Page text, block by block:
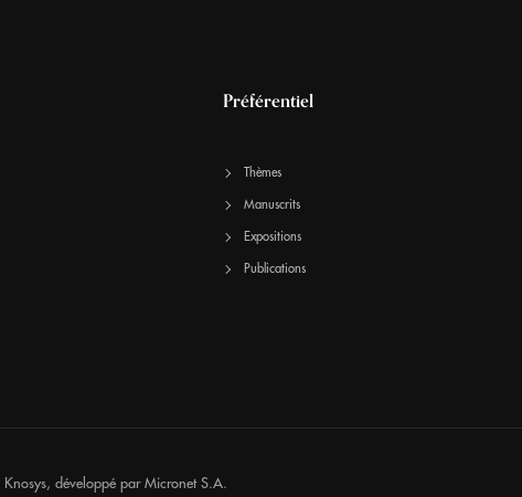
Préférentiel
Thèmes
Manuscrits
Expositions
Publications
Knosys, développé par Micronet S.A.